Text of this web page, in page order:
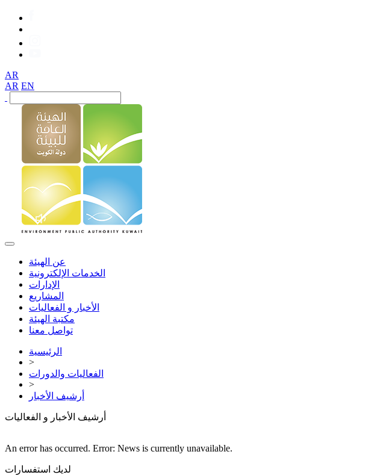
AR
AR EN
عن الهيئة
الخدمات الإلكترونية
الإدارات
المشاريع
الأخبار و الفعاليات
مكتبة الهيئة
تواصل معنا
الرئيسية
>
الفعاليات والدورات
>
أرشيف الأخبار
أرشيف الأخبار و الفعاليات
An error has occurred. Error: News is currently unavailable.
لديك استفسارات